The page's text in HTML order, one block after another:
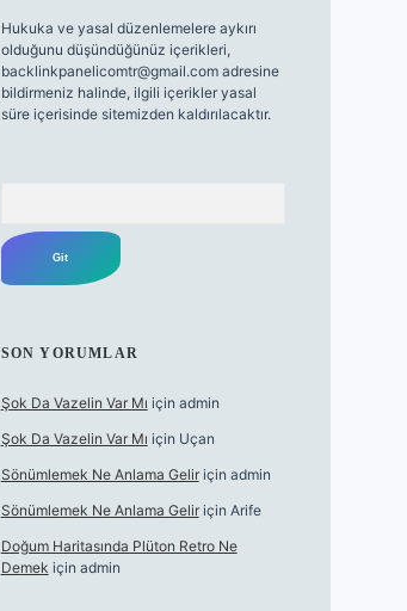
Hukuka ve yasal düzenlemelere aykırı
olduğunu düşündüğünüz içerikleri,
backlinkpanelicomtr@gmail.comadresine
bildirmeniz halinde, ilgili içerikler yasal
süre içerisinde sitemizden kaldırılacaktır.
SON YORUMLAR
Şok Da Vazelin Var Mı için admin
Şok Da Vazelin Var Mı için Uçan
Sönümlemek Ne Anlama Geliriçin admin
Sönümlemek Ne Anlama Geliriçin Arife
Doğum Haritasında Plüton Retro Ne
Demek için admin